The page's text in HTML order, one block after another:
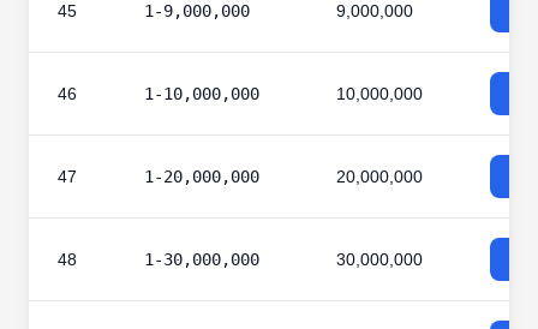
45 1-9,000,000 9,000,000
46 1-10,000,000 10,000,000
47 1-20,000,000 20,000,000
48 1-30,000,000 30,000,000